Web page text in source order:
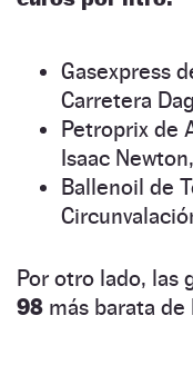
Gasexpress
Carretera
Petroprix de
Isaac
Ballenoil de
Por otro lado, las
98 más barata